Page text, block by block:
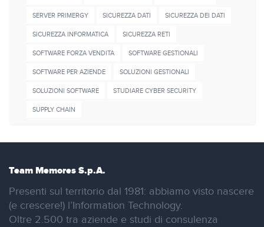
SERVER PRIMERGY SICUREZZA DATI SICUREZZA DEI DATI
SICUREZZA INFORMATICA SICUREZZA RETI
SOFTWARE FORZA VENDITA SOFTWARE GESTIONALI
SOFTWARE PER AZIENDE SOLUZIONI GESTIONALI
SOLUZIONI SOFTWARE STUDIARE CYBER SECURITY
SUPPLY CHAIN
Team Memores S.p.A.
Presenti sul territorio dal 1981: abbiamo visto nascere
(e crescere!) l’Information Technology.
Oltre 2.500 tra aziende e studi di consulenza